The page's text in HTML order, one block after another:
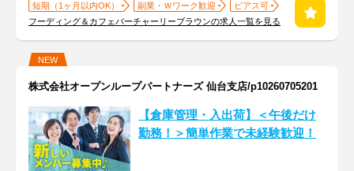
短期（1ヶ月以内OK）
副業・Ｗワーク歓迎
ピアス可
フーディング＆カフェバーチャーリーブラウンの求人一覧を見る
NEW
株式会社オープンループパートナーズ 仙台支店/p10260705201
【倉庫管理・入出荷】＜午後だけ
勤務！＞簡単作業で未経験歓迎！